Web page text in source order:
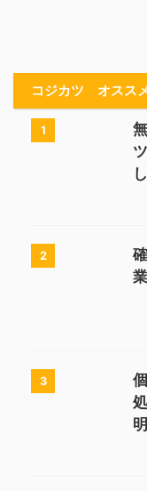
コジカツ オスス
1
2
3